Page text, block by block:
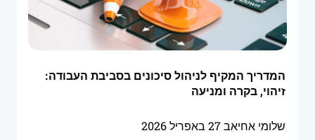
המדריך המקיף לניהול סיכונים בסביבת העבודה:
זיהוי, בקרה ומניעה
שלומי אחיאב27 באפריל 2026